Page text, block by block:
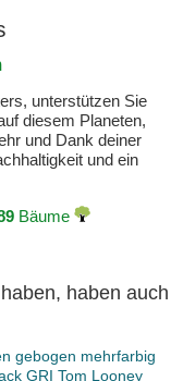
unterstützen Sie
diesem Planeten,
und Dank deiner
und ein
Bäume
haben auch